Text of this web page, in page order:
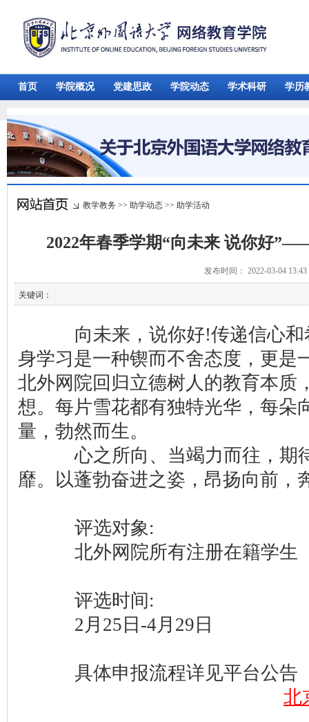
首页 学院概况 党建思政 学院动态 学术科研 学历
教学教务 >> 助学动态 >> 助学活动
2022年春季学期“向未来 说你好
发布时间： 2022-03-04
关键词：
向未来，说你好!传递信心和
身学习是一种锲而不舍态度，更是
北外网院回归立德树人的教育本质
想。每片雪花都有独特光华，每朵
量，勃然而生。
心之所向、当竭力而往，期
靡。以蓬勃奋进之姿，昂扬向前，
评选对象:
北外网院所有注册在籍学生
评选时间:
2月25日-4月29日
具体申报流程详见平台公告
北